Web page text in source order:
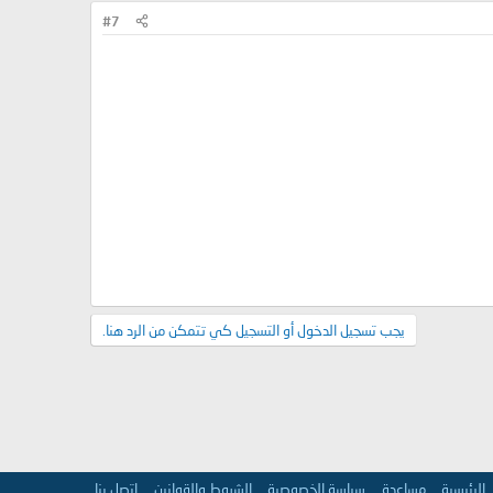
#7
يجب تسجيل الدخول أو التسجيل كي تتمكن من الرد هنا.
الرئيسية مساعدة سياسة الخصوصية الشروط والقوانين إتصل بنا